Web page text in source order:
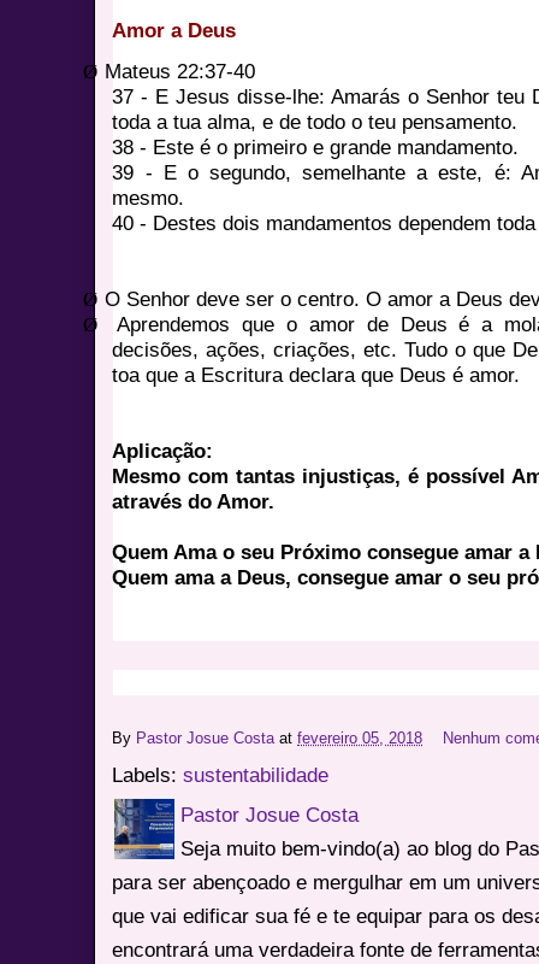
Amor a Deus
Ø Mateus 22:37-40
37 - E Jesus disse-lhe: Amarás o Senhor teu
toda a tua alma, e de todo o teu pensamento.
38 - Este é o primeiro e grande mandamento.
39 - E o segundo, semelhante a este, é:
mesmo.
40 - Destes dois mandamentos dependem
Ø O Senhor deve ser o centro. O amor a Deus
Ø
Aprendemos que o amor de Deus é a
decisões, ações, criações, etc. Tudo o que
toa que a Escritura declara que Deus é amor.
Aplicação:
Mesmo com tantas injustiças, é possível
através do Amor.
Quem Ama o seu Próximo consegue amar a
Quem ama a Deus, consegue amar o seu
By Pastor Josue Costa atfevereiro 05, 2018 Nenhum
Labels:sustentabilidade
Pastor Josue Costa
Seja muito bem-vindo(a) ao blog do
para ser abençoado e mergulhar em um
que vai edificar sua fé e te equipar para os
encontrará uma verdadeira fonte de